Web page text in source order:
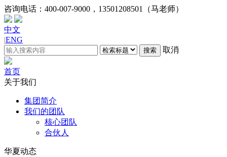
咨询电话： 400-007-9000，13501208501（马老师）
中文
|ENG
搜索 取消
首页
关于我们
集团简介
我们的团队
核心团队
合伙人
华夏动态